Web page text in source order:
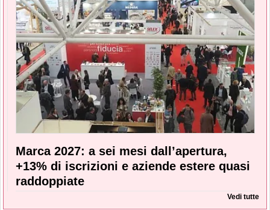
Marca 2027: a sei mesi dall’apertura,
+13% di iscrizioni e aziende estere quasi
raddoppiate
Vedi tutte